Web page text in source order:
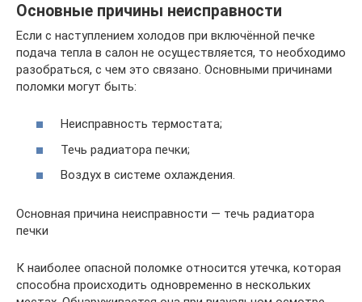
Основные причины неисправности
Если с наступлением холодов при включённой печке
подача тепла в салон не осуществляется, то необходимо
разобраться, с чем это связано. Основными причинами
поломки могут быть:
Неисправность термостата;
Течь радиатора печки;
Воздух в системе охлаждения.
Основная причина неисправности — течь радиатора
печки
К наиболее опасной поломке относится утечка, которая
способна происходить одновременно в нескольких